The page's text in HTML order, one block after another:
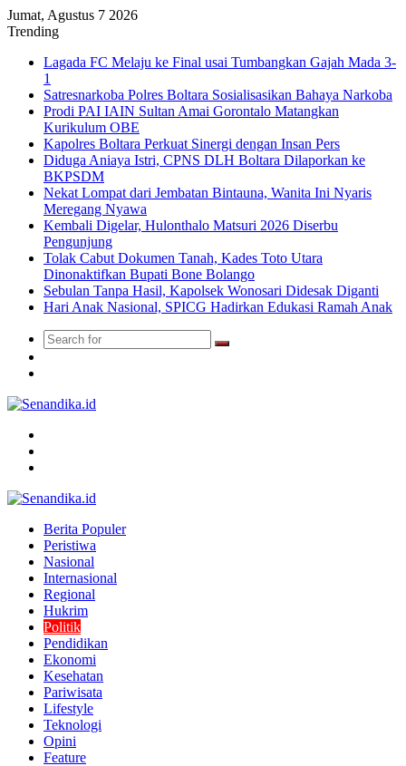
Jumat, Agustus 7 2026
Trending
Lagada FC Melaju ke Final usai Tumbangkan Gajah Mada 3-
1
Satresnarkoba Polres Boltara Sosialisasikan Bahaya Narkoba
Prodi PAI IAIN Sultan Amai Gorontalo Matangkan
Kurikulum OBE
Kapolres Boltara Perkuat Sinergi dengan Insan Pers
Diduga Aniaya Istri, CPNS DLH Boltara Dilaporkan ke
BKPSDM
Nekat Lompat dari Jembatan Bintauna, Wanita Ini Nyaris
Meregang Nyawa
Kembali Digelar, Hulonthalo Matsuri 2026 Diserbu
Pengunjung
Tolak Cabut Dokumen Tanah, Kades Toto Utara
Dinonaktifkan Bupati Bone Bolango
Sebulan Tanpa Hasil, Kapolsek Wonosari Didesak Diganti
Hari Anak Nasional, SPICG Hadirkan Edukasi Ramah Anak
Search
Berita Populer
Peristiwa
Nasional
Internasional
Regional
Hukrim
Politik
Pendidikan
Ekonomi
Kesehatan
Pariwisata
Lifestyle
Teknologi
Opini
Feature